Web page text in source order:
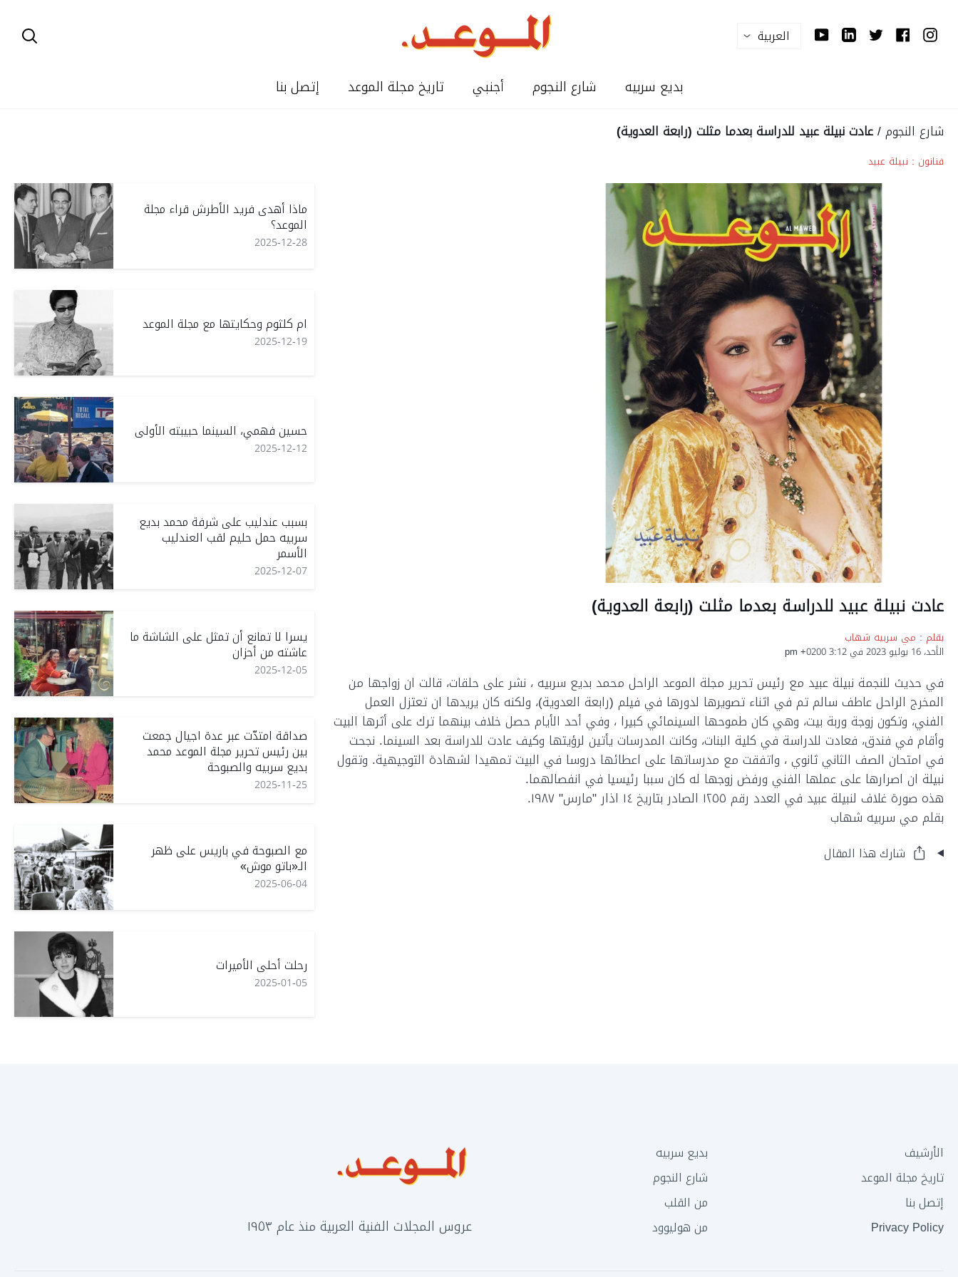
Content
Instagram
Facebook
Twitter
Linkedin
YouTube
بديع سربيه شارع النجوم أجنبي تاريخ مجلة الموعد إتصل بنا
شارع النجوم/عادت نبيلة عبيد للدراسة بعدما مثلت (رابعة العدوية)
فنانون : نبيلة عبيد
ماذا أهدى فريد الأطرش قراء مجلة
الموعد؟
2025-12-28
ام كلثوم وحكايتها مع مجلة الموعد
2025-12-19
حسين فهمي، السينما حبيبته الأولى
2025-12-12
بسبب عندليب على شرفة محمد بديع
سربيه حمل حليم لقب العندليب
الأسمر
2025-12-07
يسرا لا تمانع أن تمثل على الشاشة ما
عاشته من أحزان
2025-12-05
صداقة امتدّت عبر عدة اجيال جمعت
بين رئيس تحرير مجلة الموعد محمد
بديع سربيه والصبوحة
2025-11-25
مع الصبوحة في باريس على ظهر
الـ«باتو موش»
2025-06-04
رحلت أحلى الأميرات
2025-01-05
عادت نبيلة عبيد للدراسة بعدما مثلت (رابعة العدوية)
بقلم : مي سربيه شهاب
الأحد، 16 يوليو 2023 في 3:12 pm +0200
في حديث للنجمة نبيلة عبيد مع رئيس تحرير مجلة الموعد الراحل محمد بديع سربيه ، نشر على حلقات، قالت ان زواجها من
المخرج الراحل عاطف سالم تم في اثناء تصويرها لدورها في فيلم (رابعة العدوية)، ولكنه كان يريدها ان تعتزل العمل
الفني، وتكون زوجة وربة بيت، وهي كان طموحها السينمائي كبيرا ، وفي أحد الأيام حصل خلاف بينهما ترك على أثرها البيت
وأقام في فندق، فعادت للدراسة في كلية البنات، وكانت المدرسات يأتين لرؤيتها وكيف عادت للدراسة بعد السينما. نجحت
في امتحان الصف الثاني ثانوي ، واتفقت مع مدرساتها على اعطائها دروسا في البيت تمهيدا لشهادة التوجيهية. وتقول
نبيلة ان اصرارها على عملها الفني ورفض زوجها له كان سببا رئيسيا في انفصالهما.
هذه صورة غلاف لنبيلة عبيد في العدد رقم ١٢٥٥ الصادر بتاريخ ١٤ اذار "مارس" ١٩٨٧.
بقلم مي سربيه شهاب
شارك هذا المقال
عروس المجلات الفنية العربية منذ عام ١٩٥٣
بديع سربيه
شارع النجوم
من القلب
من هوليوود
الأرشيف
تاريخ مجلة الموعد
إتصل بنا
Privacy Policy